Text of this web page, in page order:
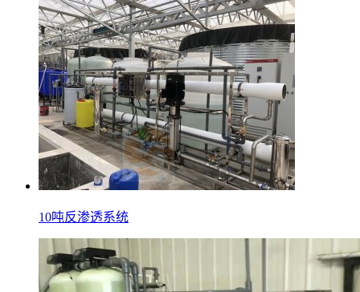
10吨反渗透系统